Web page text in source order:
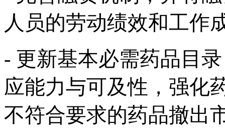
人员的劳动绩效和工作
- 更新基本必需药品目
应能力与可及性，强化
不符合要求的药品撤出